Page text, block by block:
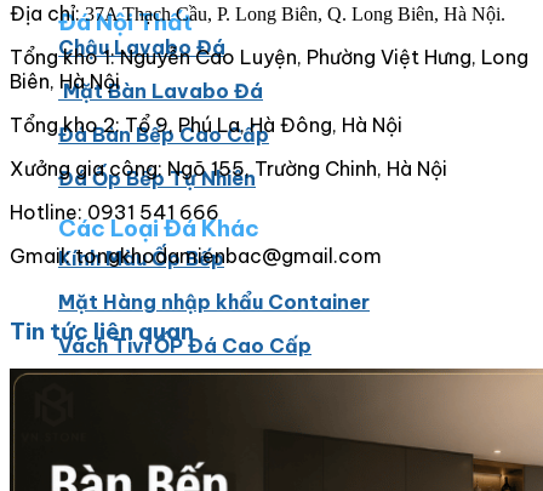
Đá Nội Thất
Chậu Lavabo Đá
Mặt Bàn Lavabo Đá
Đá Bàn Bếp Cao Cấp
Đá Ốp Bếp Tự Nhiên
Các Loại Đá Khác
Kính Màu Ốp Bếp
Mặt Hàng nhập khẩu Container
Vách Tivi ỐP Đá Cao Cấp
Đá Onyx
Địa chỉ:37A Thạch Cầu, P. Long Biên, Q. Long Biên, Hà Nội.
Tổng kho 1: Nguyễn Cao Luyện, Phường Việt Hưng, Long
Biên, Hà Nội
Tổng kho 2: Tổ 9, Phú La, Hà Đông, Hà Nội
Xưởng gia công: Ngõ 155, Trường Chinh, Hà Nội
Hotline: 0931 541 666
Gmail: tongkhodamienbac@gmail.com
Tin tức liên quan